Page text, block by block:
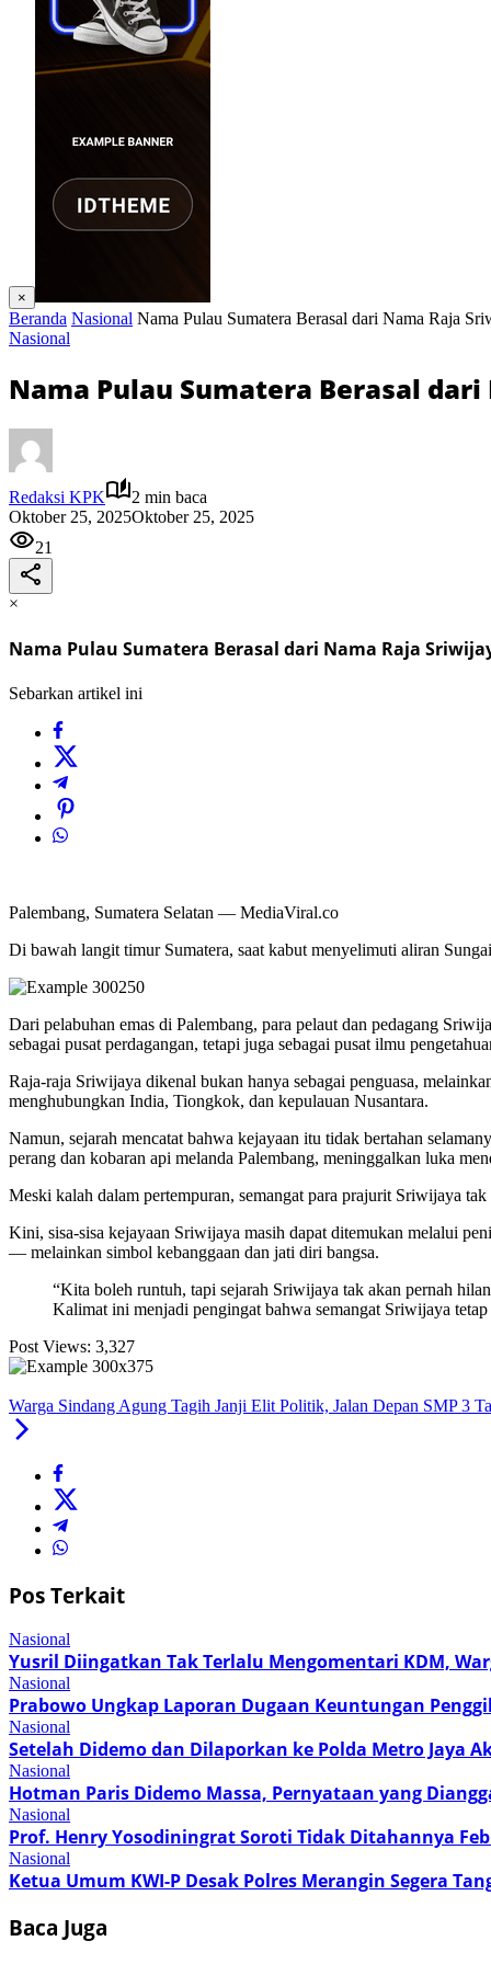
×
Beranda Nasional Nama Pulau Sumatera Berasal dari Nama Raja
Nasional
Nama Pulau Sumatera Berasal
Redaksi KPK
2 min baca
Oktober 25, 2025Oktober 25, 2025
21
×
Nama Pulau Sumatera Berasal dari Nama Raja
Sebarkan artikel ini
Palembang, Sumatera Selatan — MediaViral.co
Di bawah langit timur Sumatera, saat kabut menyelimuti aliran
Dari pelabuhan emas di Palembang, para pelaut dan pedagang
sebagai pusat perdagangan, tetapi juga sebagai pusat ilmu
Raja-raja Sriwijaya dikenal bukan hanya sebagai penguasa,
menghubungkan India, Tiongkok, dan kepulauan Nusantara.
Namun, sejarah mencatat bahwa kejayaan itu tidak bertahan
perang dan kobaran api melanda Palembang, meninggalkan luka
Meski kalah dalam pertempuran, semangat para prajurit Sriwijaya
Kini, sisa-sisa kejayaan Sriwijaya masih dapat ditemukan melalui
— melainkan simbol kebanggaan dan jati diri bangsa.
“Kita boleh runtuh, tapi sejarah Sriwijaya tak akan pernah
Kalimat ini menjadi pengingat bahwa semangat Sriwijaya
Post Views: 3,327
Warga Sindang Agung Tagih Janji Elit Politik, Jalan Depan SMP 3
Pos Terkait
Nasional
Yusril Diingatkan Tak Terlalu Mengomentari KDM,
Nasional
Prabowo Ungkap Laporan Dugaan Keuntungan
Nasional
Setelah Didemo dan Dilaporkan ke Polda Metro Jaya
Nasional
Hotman Paris Didemo Massa, Pernyataan yang
Nasional
Prof. Henry Yosodiningrat Soroti Tidak Ditahannya
Nasional
Ketua Umum KWI-P Desak Polres Merangin Segera
Baca Juga